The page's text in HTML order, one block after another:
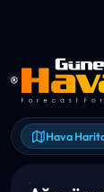
Hava